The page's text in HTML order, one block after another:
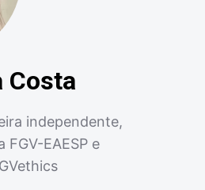
Costa
independente,
EAESP e